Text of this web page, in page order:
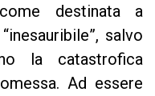
destinata a
salvo
la catastrofica
Ad essere